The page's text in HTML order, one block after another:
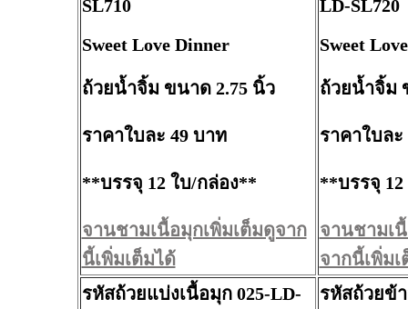
SL710
Sweet Love Dinner
ถ้วยน้ำจิ้ม ขนาด 2.75 นิ้ว
ราคาใบละ 49 บาท
**บรรจุ 12 ใบ/กล่อง**
จานชามเนื้อมุกเพิ่มเต็มดูจาก
นี้เพิ่มเต็มได้
LD-SL720
Sweet
ถ้วยน้ำจิ้ม
ราคาใบละ
**บรรจุ
จานชามเ
จากนี้เพิ่มเ
รหัสถ้วยแบ่งเนื้อมุก 025-LD-
รหัสถ้วยข้